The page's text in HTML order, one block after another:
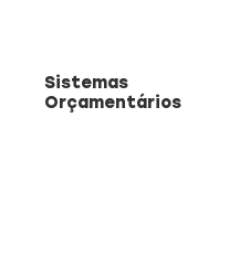
Sistemas
Orçamentários